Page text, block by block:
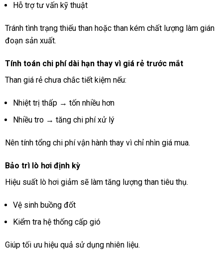
Hỗ trợ tư vấn kỹ thuật
Tránh tình trạng thiếu than hoặc than kém chất lượng làm gián
đoạn sản xuất.
Tính toán chi phí dài hạn thay vì giá rẻ trước mắt
Than giá rẻ chưa chắc tiết kiệm nếu:
Nhiệt trị thấp → tốn nhiều hơn
Nhiều tro → tăng chi phí xử lý
Nên tính tổng chi phí vận hành thay vì chỉ nhìn giá mua.
Bảo trì lò hơi định kỳ
Hiệu suất lò hơi giảm sẽ làm tăng lượng than tiêu thụ.
Vệ sinh buồng đốt
Kiểm tra hệ thống cấp gió
Giúp tối ưu hiệu quả sử dụng nhiên liệu.